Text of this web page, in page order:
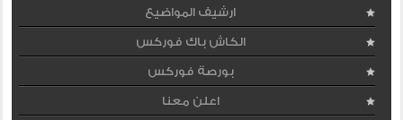
ارشيف المواضيع
الكاش باك فوركس
بورصة فوركس
اعلن معنا